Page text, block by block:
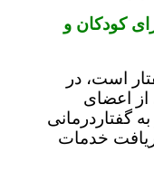
و
در
خدمات